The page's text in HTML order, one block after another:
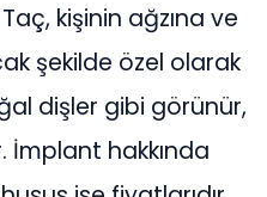
kişinin ağzına ve
şekilde özel olarak
dişler gibi görünür,
İmplant hakkında